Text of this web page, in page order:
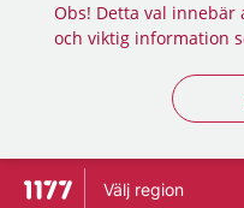
Obs! Detta val
och viktig information
Till startsidan för 1177
Välj region